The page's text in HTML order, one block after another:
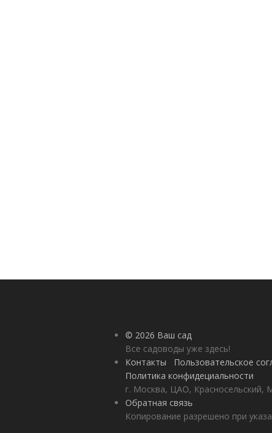
© 2026 Ваш сад
Все садоводы уже здесь!
Контакты
Пользовательское
Политика конфидециальности
г. Москва, ЦАО, Красносельский,
Обратная связь
Копирование разрешено при